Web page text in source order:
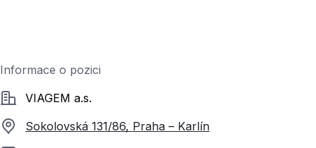
Informace o pozici
SpolečnostVIAGEM a.s.
Sokolovská 131/86, Praha – Karlín